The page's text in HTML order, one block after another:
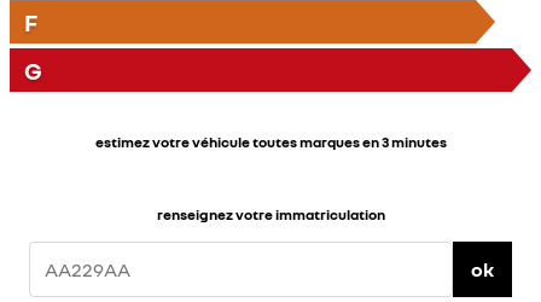
F
G
estimez votre véhicule toutes marques en 3 minutes
renseignez votre immatriculation
ok